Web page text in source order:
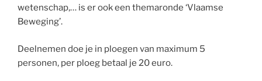
wetenschap,… is er ook een themaronde ‘Vlaamse
Beweging’.
Deelnemen doe je in ploegen van maximum 5
personen, per ploeg betaal je 20 euro.